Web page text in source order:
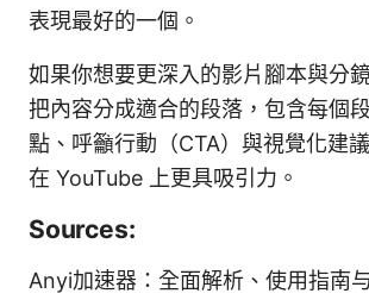
表現最好的一個。
如果你想要更深入的影片腳本與分
把內容分成適合的段落，包含每個
點、呼籲行動（CTA）與視覺化建
在 YouTube 上更具吸引力。
Sources:
Anyi加速器：全面解析、使用指南